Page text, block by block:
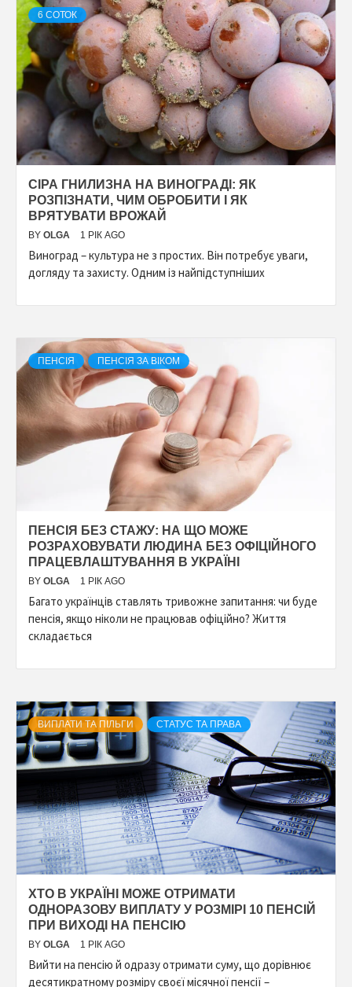
6 СОТОК
СІРА ГНИЛИЗНА НА ВИНОГРАДІ: ЯК
РОЗПІЗНАТИ, ЧИМ ОБРОБИТИ І ЯК
ВРЯТУВАТИ ВРОЖАЙ
BY OLGA 1 РІК AGO
Виноград – культура не з простих. Він потребує уваги,
догляду та захисту. Одним із найпідступніших
ПЕНСІЯ ПЕНСІЯ ЗА ВІКОМ
ПЕНСІЯ БЕЗ СТАЖУ: НА ЩО МОЖЕ
РОЗРАХОВУВАТИ ЛЮДИНА БЕЗ ОФІЦІЙНОГО
ПРАЦЕВЛАШТУВАННЯ В УКРАЇНІ
BY OLGA 1 РІК AGO
Багато українців ставлять тривожне запитання: чи буде
пенсія, якщо ніколи не працював офіційно? Життя
складається
ВИПЛАТИ ТА ПІЛЬГИ СТАТУС ТА ПРАВА
ХТО В УКРАЇНІ МОЖЕ ОТРИМАТИ
ОДНОРАЗОВУ ВИПЛАТУ У РОЗМІРІ 10 ПЕНСІЙ
ПРИ ВИХОДІ НА ПЕНСІЮ
BY OLGA 1 РІК AGO
Вийти на пенсію й одразу отримати суму, що дорівнює
десятикратному розміру своєї місячної пенсії –